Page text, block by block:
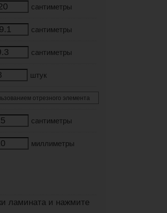
сантиметры
сантиметры
сантиметры
штук
сантиметры
миллиметры
ламината и нажмите